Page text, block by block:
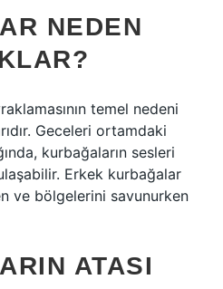
NEDEN
temel nedeni
Geceleri ortamdaki
kurbağaların sesleri
Erkek kurbağalar
ve bölgelerini savunurken
ATASI